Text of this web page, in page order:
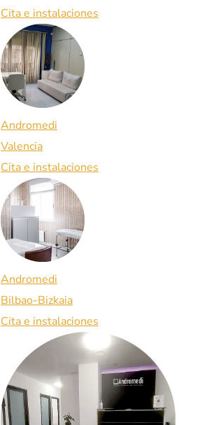
Cita e instalaciones
Andromedi
Valencia
Cita e instalaciones
Andromedi
Bilbao-Bizkaia
Cita e instalaciones